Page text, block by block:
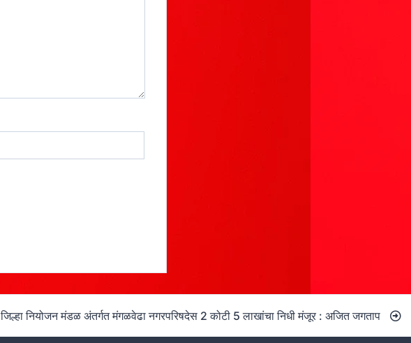
जिल्हा नियोजन मंडळ अंतर्गत मंगळवेढा नगरपरिषदेस 2 कोटी 5 लाखांचा निधी मंजूर : अजित जगताप